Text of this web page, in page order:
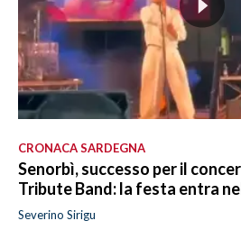
CRONACA SARDEGNA
Senorbì, successo per il
Tribute Band: la festa entra
Severino Sirigu